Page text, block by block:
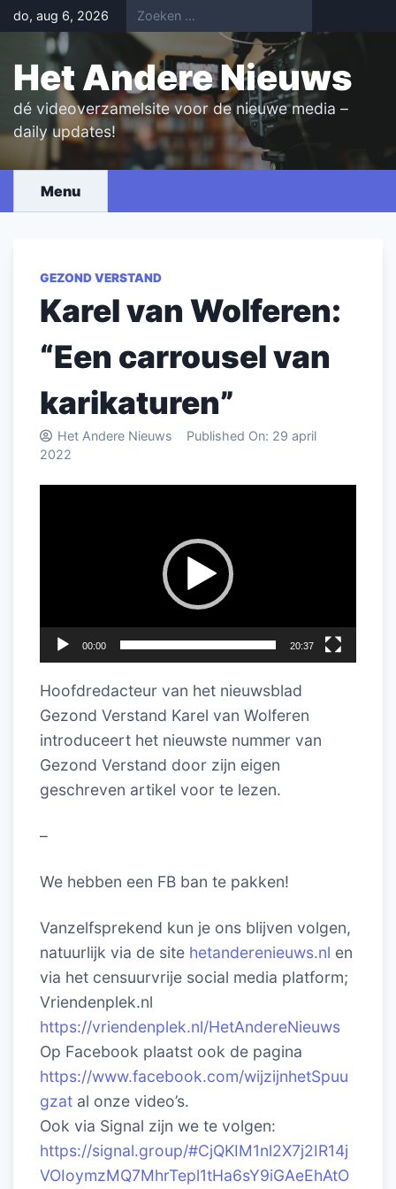
Skip
to
content
do, aug 6, 2026
Het Andere Nieuws
dé videoverzamelsite voor de nieuwe media –
daily updates!
Menu
GEZOND VERSTAND
Karel van Wolferen:
“Een carrousel van
karikaturen”
Het Andere Nieuws Published On: 29 april
2022
00:00 20:37
Hoofdredacteur van het nieuwsblad
Gezond Verstand Karel van Wolferen
introduceert het nieuwste nummer van
Gezond Verstand door zijn eigen
geschreven artikel voor te lezen.
–
We hebben een FB ban te pakken!
Vanzelfsprekend kun je ons blijven volgen,
natuurlijk via de site hetanderenieuws.nl en
via het censuurvrije social media platform;
Vriendenplek.nl
https://vriendenplek.nl/HetAndereNieuws
Op Facebook plaatst ook de pagina
https://www.facebook.com/wijzijnhetSpuu
gzat al onze video’s.
Ook via Signal zijn we te volgen:
https://signal.group/#CjQKIM1nl2X7j2IR14j
VOIoymzMQ7MhrTepl1tHa6sY9iGAeEhAtO